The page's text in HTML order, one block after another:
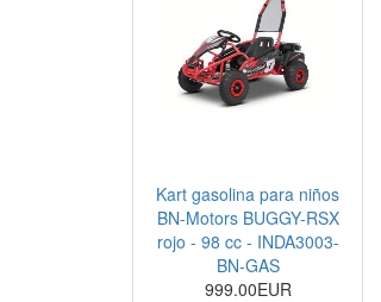
Kart gasolina para niños
BN-Motors BUGGY-RSX
rojo - 98 cc - INDA3003-
BN-GAS
999.00EUR